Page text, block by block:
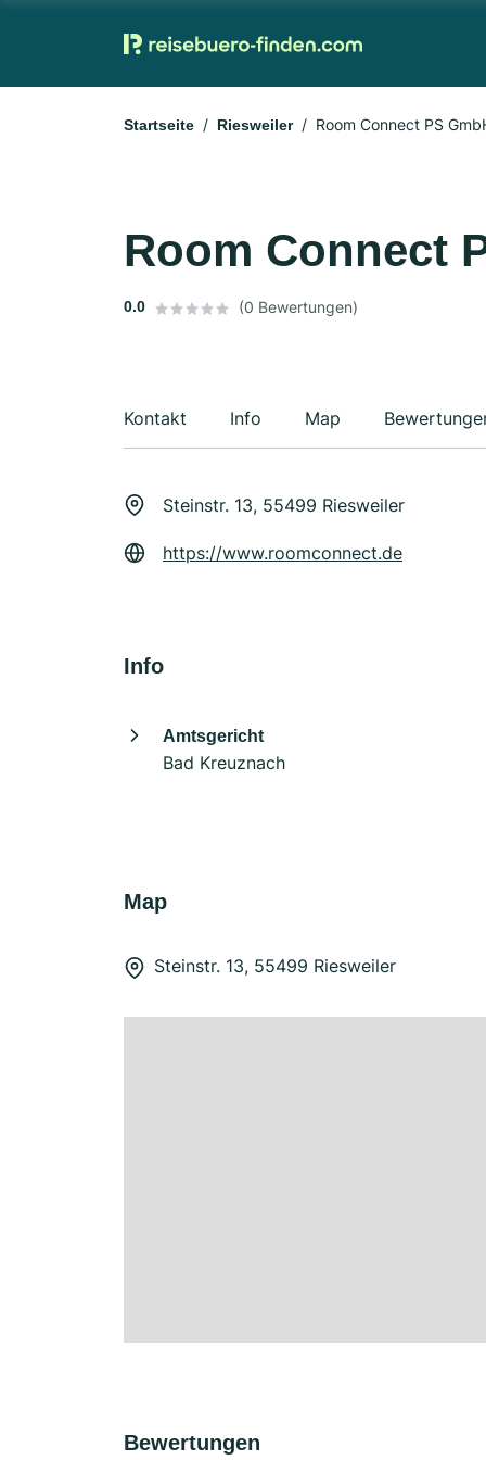
Startseite Riesweiler Room Connect PS
Room Connect
0.0 (0 Bewertungen)
Kontakt Info Map
Steinstr. 13, 55499 Riesweiler
https://www.roomconnect.de
Info
Amtsgericht
Bad Kreuznach
Map
Steinstr. 13, 55499 Riesweiler
Bewertungen